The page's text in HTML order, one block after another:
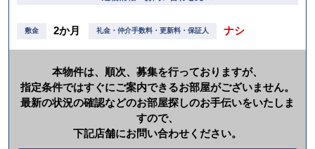
敷金 2か月 礼金・仲介手数料・更新料・保証人 ナシ
本物件は、順次、募集を行っておりますが、
指定条件ではすぐにご案内できるお部屋がございません。
最新の状況の確認などのお部屋探しのお手伝いをいたしま
すので、
下記店舗にお問い合わせください。